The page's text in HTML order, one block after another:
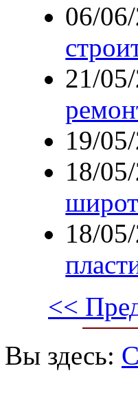
06/
21/
19/
18/
широт
18/
<<
Вы здесь: